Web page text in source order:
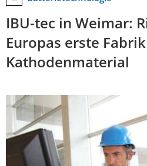
IBU-tec in Weimar:
Europas erste
Kathodenmaterial